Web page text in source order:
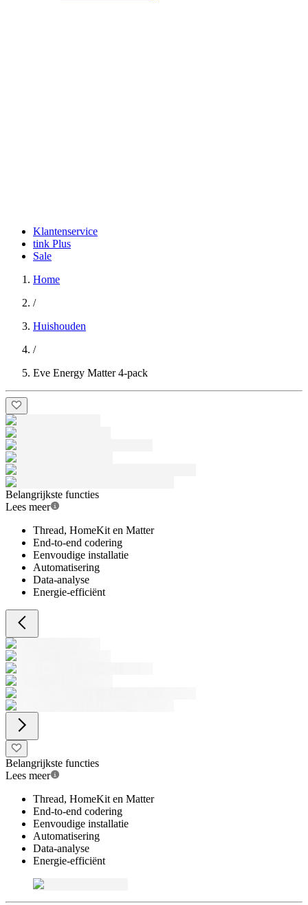
Klantenservice
tink Plus
Sale
Home
/
Huishouden
/
Eve Energy Matter 4-pack
Belangrijkste functies
Lees meer
Thread, HomeKit en Matter
End-to-end codering
Eenvoudige installatie
Automatisering
Data-analyse
Energie-efficiënt
Belangrijkste functies
Lees meer
Thread, HomeKit en Matter
End-to-end codering
Eenvoudige installatie
Automatisering
Data-analyse
Energie-efficiënt